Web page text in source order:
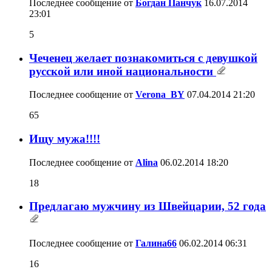
Последнее сообщение от Богдан Панчук 16.07.2014
23:01
5
Чеченец желает познакомиться с девушкой
русской или иной национальности
Последнее сообщение от Verona_BY 07.04.2014 21:20
65
Ищу мужа!!!!
Последнее сообщение от Alina 06.02.2014 18:20
18
Предлагаю мужчину из Швейцарии, 52 года
Последнее сообщение от Галина66 06.02.2014 06:31
16